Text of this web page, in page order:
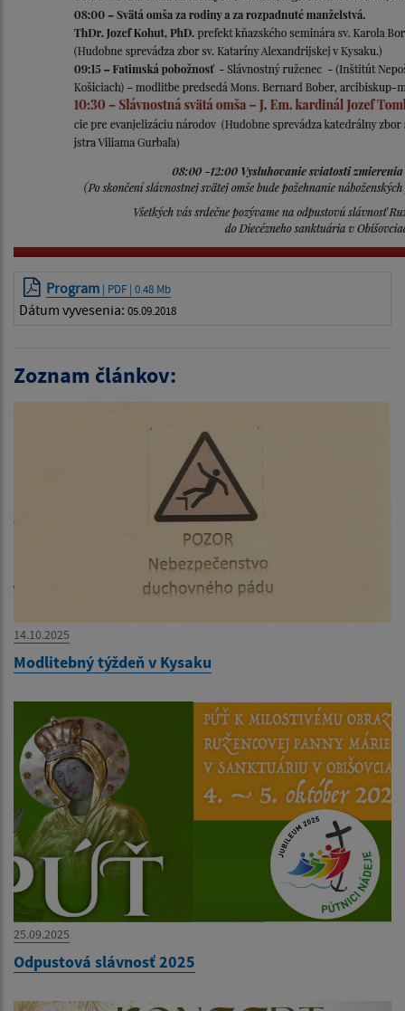
Program | PDF | 0.48 Mb
Dátum vyvesenia: 05.09.2018
Zoznam článkov:
14.10.2025
Modlitebný týždeň v Kysaku
25.09.2025
Odpustová slávnosť 2025